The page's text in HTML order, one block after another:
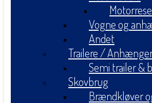
Vogne og
Andet
Trailere /
Semi trailer &
Skovbrug
Brændkløver